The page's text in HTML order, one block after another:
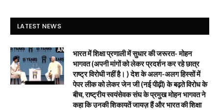
LATEST NEWS
भारत में शिक्षा प्रणाली में सुधार की जरूरत- मोहन
भागवत (अपनी मांगों को लेकर प्रदर्शन कर रहे छात्र
राष्ट्र विरोधी नहीं है। ) देश के अलग-अलग हिस्सों में
पेपर लीक को लेकर जेन जी (नई पीढ़ी) के बढ़ते विरोध के
बीच, राष्ट्रीय स्वयंसेवक संघ के प्रमुख मोहन भागवत ने
कहा कि उनकी शिकायतें जायज़ हैं और भारत की शिक्षा